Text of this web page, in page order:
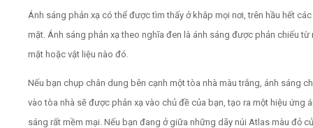
Ánh sáng phản xạ có thể được tìm thấy ở khắp mọi nơi, trên hầu hết
mặt. Ánh sáng phản xạ theo nghĩa đen là ánh sáng được phản chiếu từ
mặt hoặc vật liệu nào đó.
Nếu bạn chụp chân dung bên cạnh một tòa nhà màu trắng, ánh sáng
vào tòa nhà sẽ được phản xạ vào chủ đề của bạn, tạo ra một hiệu ứng
sáng rất mềm mại. Nếu bạn đang ở giữa những dãy núi Atlas màu đỏ